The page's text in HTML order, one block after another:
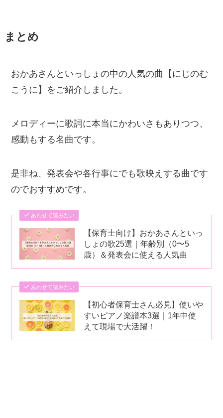
まとめ
おかあさんといっしょの中の人気の曲【にじのむ
こうに】をご紹介しました。
メロディーに歌詞に本当にかわいさもありつつ、
感動もする名曲です。
是非ね、発表会や各行事にでも歌映えする曲です
のでおすすめです。
あわせて読みたい
【保育士向け】おかあさんといっ
しょの歌25選｜年齢別（0〜5
歳）＆発表会に使える人気曲
あわせて読みたい
【初心者保育士さん必見】使いや
すいピアノ楽譜本3選｜1年中使
えて現場で大活躍！